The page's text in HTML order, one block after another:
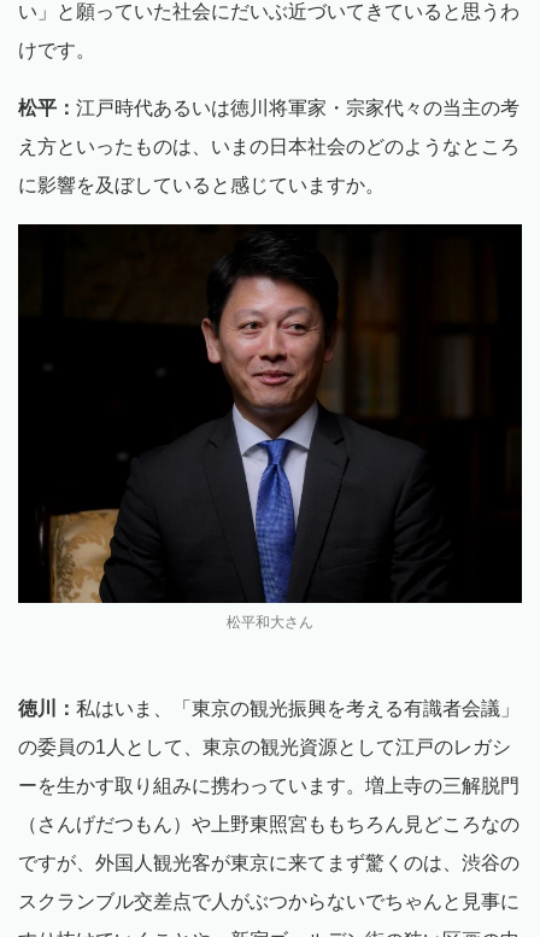
い」と願っていた社会にだいぶ近づいてきていると思うわ
けです。
松平： 江戸時代あるいは徳川将軍家・宗家代々の当主の考
え方といったものは、いまの日本社会のどのようなところ
に影響を及ぼしていると感じていますか。
松平和大さん
徳川： 私はいま、「東京の観光振興を考える有識者会議」
の委員の1人として、東京の観光資源として江戸のレガシ
ーを生かす取り組みに携わっています。増上寺の三解脱門
（さんげだつもん）や上野東照宮ももちろん見どころなの
ですが、外国人観光客が東京に来てまず驚くのは、渋谷の
スクランブル交差点で人がぶつからないでちゃんと見事に